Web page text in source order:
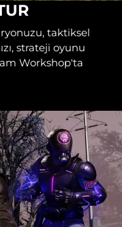
taktiksel
strateji oyunu
Workshop'ta